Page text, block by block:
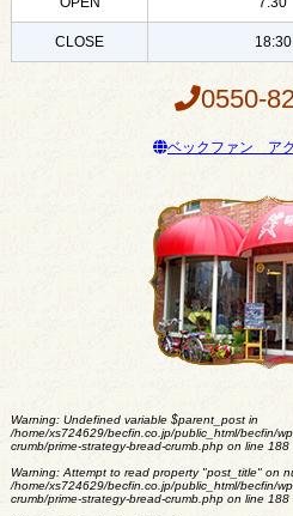
CLOSE 18:30
0550-
ベックファン ア
Warning: Undefined variable $parent_post in
/home/xs724629/becfin.co.jp/public_html/becfin/
crumb/prime-strategy-bread-crumb.phpon line 188
Warning: Attempt to read property "post_title" on
/home/xs724629/becfin.co.jp/public_html/becfin/
crumb/prime-strategy-bread-crumb.phpon line 188